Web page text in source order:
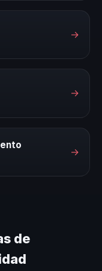
→
→
→
de